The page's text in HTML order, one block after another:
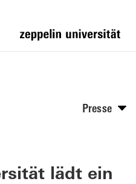
Presse
lädt ein